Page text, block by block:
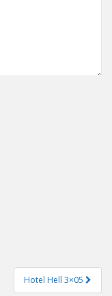
Hotel Hell 3×05